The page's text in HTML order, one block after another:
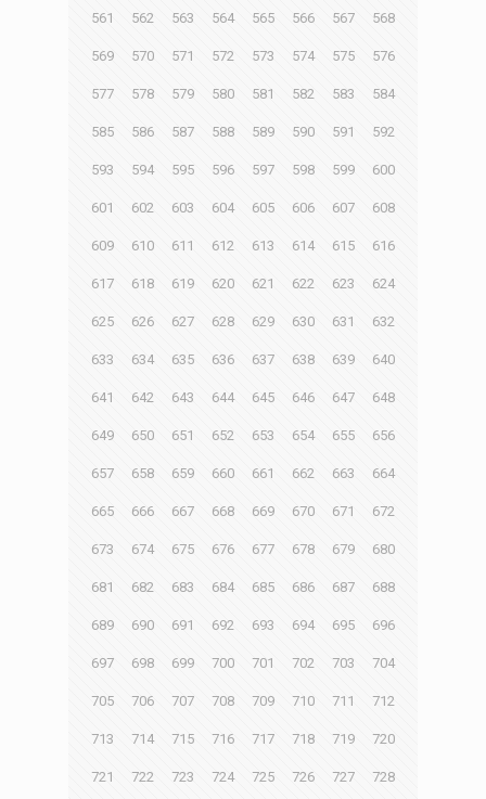
561 562 563 564 565 566 567 568
569 570 571 572 573 574 575 576
577 578 579 580 581 582 583 584
585 586 587 588 589 590 591 592
593 594 595 596 597 598 599 600
601 602 603 604 605 606 607 608
609 610 611 612 613 614 615 616
617 618 619 620 621 622 623 624
625 626 627 628 629 630 631 632
633 634 635 636 637 638 639 640
641 642 643 644 645 646 647 648
649 650 651 652 653 654 655 656
657 658 659 660 661 662 663 664
665 666 667 668 669 670 671 672
673 674 675 676 677 678 679 680
681 682 683 684 685 686 687 688
689 690 691 692 693 694 695 696
697 698 699 700 701 702 703 704
705 706 707 708 709 710 711 712
713 714 715 716 717 718 719 720
721 722 723 724 725 726 727 728